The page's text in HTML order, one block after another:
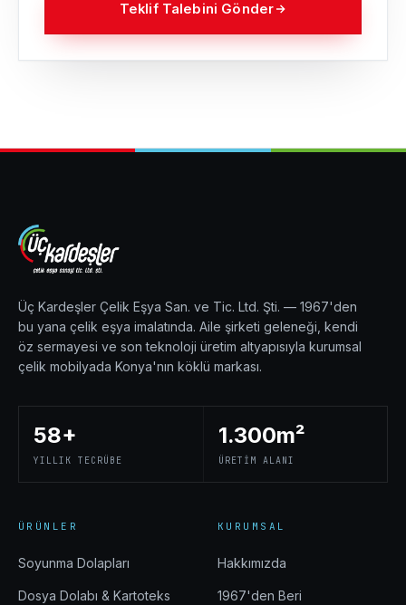
Teklif Talebini Gönder
Üç Kardeşler Çelik Eşya San. ve Tic. Ltd. Şti. — 1967'den
bu yana çelik eşya imalatında. Aile şirketi geleneği, kendi
öz sermayesi ve son teknoloji üretim altyapısıyla kurumsal
çelik mobilyada Konya'nın köklü markası.
58+
YILLIK TECRÜBE
1.300m²
ÜRETIM ALANI
ÜRÜNLER
Soyunma Dolapları
Dosya Dolabı & Kartoteks
KURUMSAL
Hakkımızda
1967'den Beri